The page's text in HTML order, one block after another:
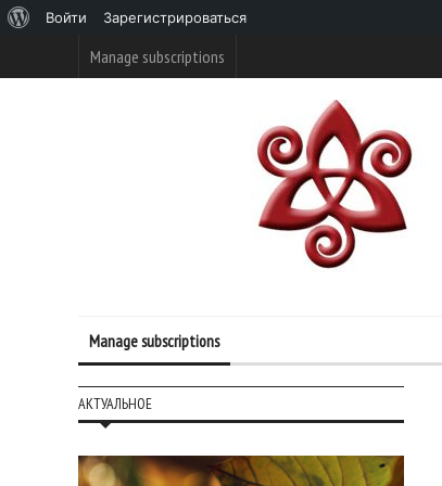
Manage subscriptions
Manage subscriptions
АКТУАЛЬНОЕ
WordPress
Войти Зарегистрироваться